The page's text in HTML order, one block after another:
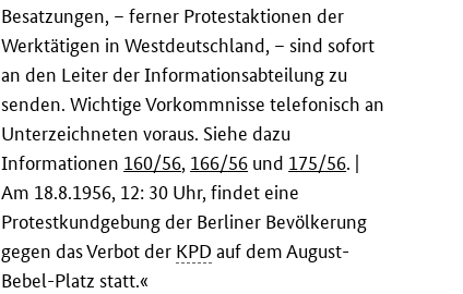
Besatzungen, – ferner Protestaktionen der
Werktätigen in Westdeutschland, – sind sofort
an den Leiter der Informationsabteilung zu
senden. Wichtige Vorkommnisse telefonisch an
Unterzeichneten voraus. Siehe dazu
Informationen 160/56, 166/56 und 175/56. |
Am 18.8.1956, 12: 30 Uhr, findet eine
Protestkundgebung der Berliner Bevölkerung
gegen das Verbot der KPD auf dem August-
Bebel-Platz statt.«